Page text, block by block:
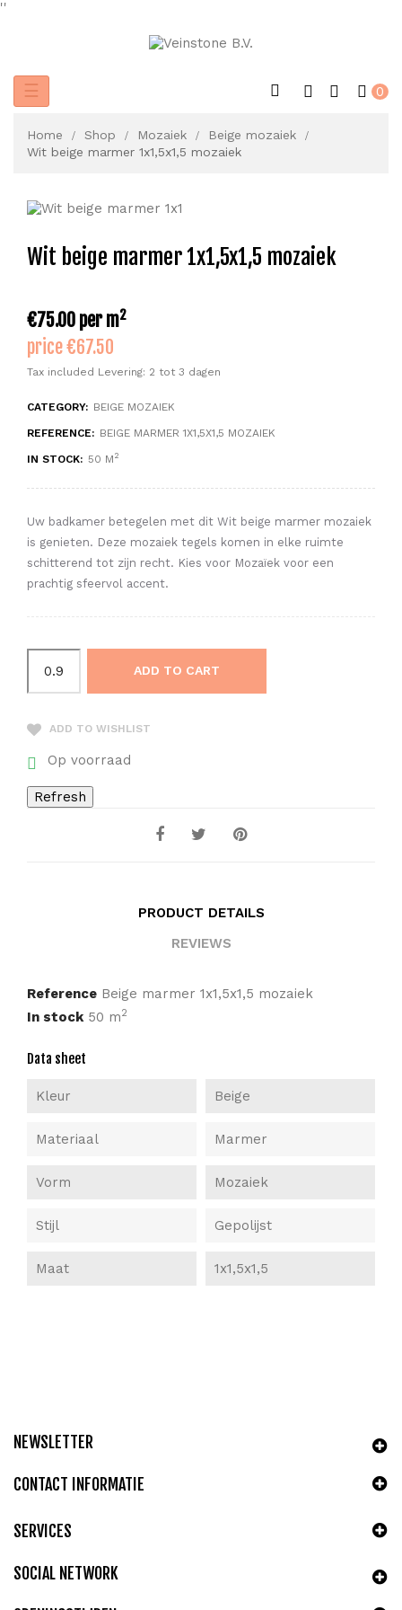
''
Toggle
☰ 0
Home Shop Mozaiek
Beige mozaiek
Wit beige marmer 1x1,5x1,5 mozaiek
Wit beige marmer 1x1,5x1,5 mozaiek
€75.00 per m2
price €67.50
Tax included Levering: 2 tot 3 dagen
CATEGORY: BEIGE MOZAIEK
REFERENCE: BEIGE MARMER 1X1,5X1,5 MOZAIEK
IN STOCK: 50 M 2
Uw badkamer betegelen met dit Wit beige marmer mozaiek
is genieten. Deze mozaiek tegels komen in elke ruimte
schitterend tot zijn recht. Kies voor Mozaïek voor een
prachtig sfeervol accent.
ADD TO CART
ADD TO WISHLIST
Op voorraad
PRODUCT DETAILS
REVIEWS
Reference Beige marmer 1x1,5x1,5 mozaiek
In stock 50 m2
Data sheet
Kleur Beige
Materiaal Marmer
Vorm Mozaiek
Stijl Gepolijst
Maat 1x1,5x1,5
NEWSLETTER
CONTACT INFORMATIE
SERVICES
SOCIAL NETWORK